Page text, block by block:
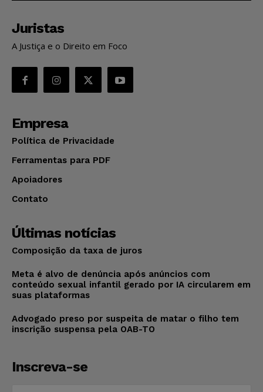
Juristas
A Justiça e o Direito em Foco
Empresa
Política de Privacidade
Ferramentas para PDF
Apoiadores
Contato
Últimas notícias
Composição da taxa de juros
Meta é alvo de denúncia após anúncios com
conteúdo sexual infantil gerado por IA circularem em
suas plataformas
Advogado preso por suspeita de matar o filho tem
inscrição suspensa pela OAB-TO
Inscreva-se